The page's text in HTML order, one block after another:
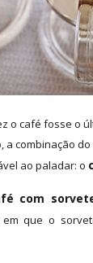
o café fosse o
a combinação
ao paladar: o
com
que o